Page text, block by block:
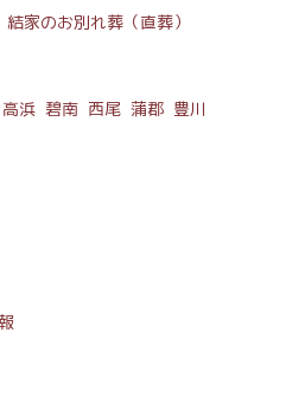
結家のお別れ葬（直葬）
高浜 碧南 西尾 蒲郡 豊川